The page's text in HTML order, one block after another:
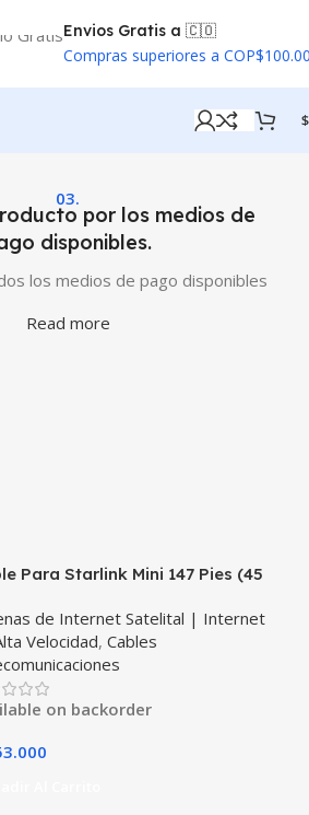
Envios Gratis a 🇨🇴
Compras superiores a
$
03.
por los medios de
disponibles.
los medios de pago disponibles
Read more
Para Starlink Mini 147 Pies (45
Satélite Starlink Mini | TMC STAR
de Internet Satelital | Internet
Velocidad, Cables
on backorder